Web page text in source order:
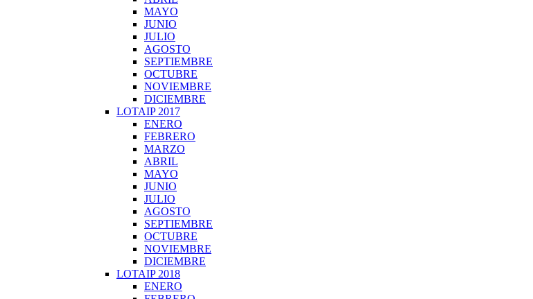
MAYO
JUNIO
JULIO
AGOSTO
SEPTIEMBRE
OCTUBRE
NOVIEMBRE
DICIEMBRE
LOTAIP 2017
ENERO
FEBRERO
MARZO
ABRIL
MAYO
JUNIO
JULIO
AGOSTO
SEPTIEMBRE
OCTUBRE
NOVIEMBRE
DICIEMBRE
LOTAIP 2018
ENERO